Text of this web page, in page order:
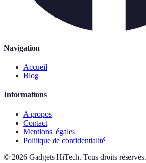
Navigation
Accueil
Blog
Informations
A propos
Contact
Mentions légales
Politique de confidentialité
© 2026 Gadgets HiTech. Tous droits réservés.